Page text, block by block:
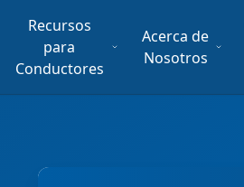
Recursos
para
Conductores
Acerca de
Nosotros